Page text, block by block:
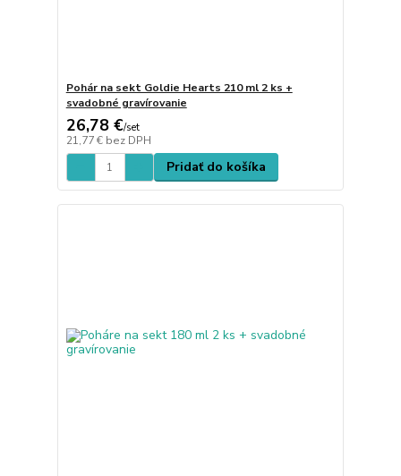
Pohár na sekt Goldie Hearts 210 ml 2 ks +
svadobné gravírovanie
26,78 €/set
21,77 € bez DPH
Pridať do košíka